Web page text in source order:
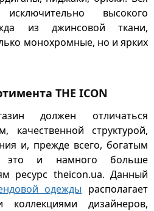
высокого
из джинсовой ткани,
монохромные, но и ярких
THE ICON
должен отличаться
качественной структурой,
и, прежде всего, богатым
это и намного больше
ресурс theicon.ua. Данный
одежды располагает
дизайнеров,